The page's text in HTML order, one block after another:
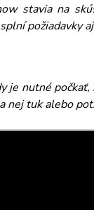
stavia na
požiadavky
je nutné
nej tuk alebo